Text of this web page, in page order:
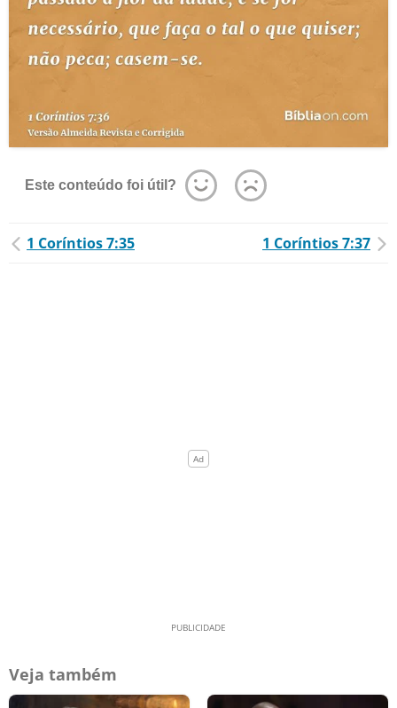
Este conteúdo foi útil?
1 Coríntios 7:35 1 Coríntios 7:37
Veja também